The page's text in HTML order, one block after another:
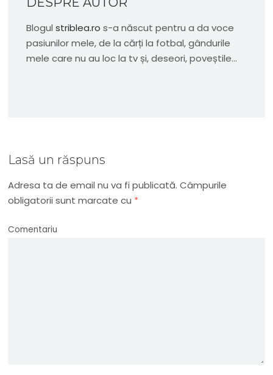
Blogulstriblea.ro s-a născut pentru a da voce
pasiunilor mele, de la cărți la fotbal, gândurile
mele care nu au loc la tv și, deseori, poveștile...
Lasă un răspuns
Adresa ta de email nu va fi publicată. Câmpurile
obligatorii sunt marcate cu *
Comentariu